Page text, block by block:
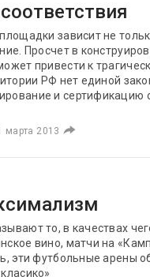
зависит не
Просчет в
привести к
РФ нет единой
и сертификацию
марта 2013
то, в качествах
вино, матчи на
эти футбольные арены